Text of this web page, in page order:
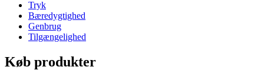
Tryk
Bæredygtighed
Genbrug
Tilgængelighed
Køb produkter